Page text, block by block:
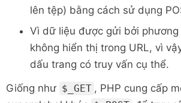
lên tệp) bằng cách sử dụng
Vì dữ liệu được gửi bởi
không hiển thị trong URL, vì
dấu trang có truy vấn cụ thể.
Giống như $_GET , PHP cung cấp